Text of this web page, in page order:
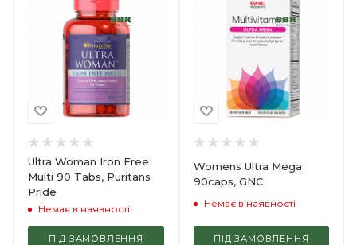
Ultra Woman Iron Free
Multi 90 Tabs, Puritans
Pride
Немає в наявності
ПІД ЗАМОВЛЕННЯ
Womens Ultra Mega
90caps, GNC
Немає в наявності
ПІД ЗАМОВЛЕННЯ